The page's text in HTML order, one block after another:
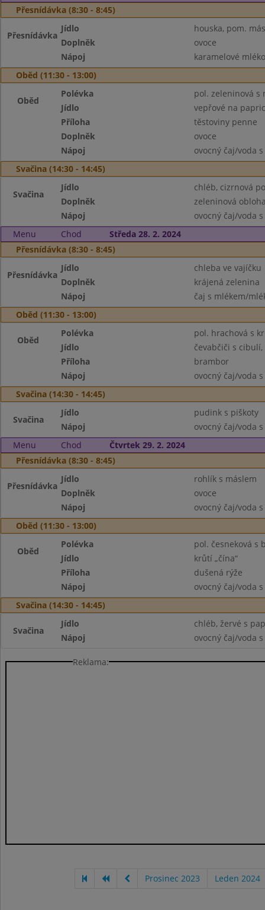
Přesnídávka (8:30 - 8:45)
Přesnídávka
Jídlo
houska, pom.
Doplněk
ovoce
Nápoj
karamelové
Oběd (11:30 - 13:00)
Oběd
Polévka
pol. zeleninová s
Jídlo
vepřové na
Příloha
těstoviny penne
Doplněk
ovoce
Nápoj
ovocný čaj/voda
Svačina (14:30 - 14:45)
Svačina
Jídlo
chléb, cizrnová
Doplněk
zeleninová
Nápoj
ovocný čaj/voda
Menu
Chod
Středa 28. 2. 2024
Přesnídávka (8:30 - 8:45)
Přesnídávka
Jídlo
chleba ve vajíčku
Doplněk
krájená zelenina
Nápoj
čaj s mlékem/
Oběd (11:30 - 13:00)
Oběd
Polévka
pol. hrachová s
Jídlo
čevabčiči s
Příloha
brambor
Nápoj
ovocný čaj/voda
Svačina (14:30 - 14:45)
Svačina
Jídlo
pudink s piškoty
Nápoj
ovocný čaj/voda
Menu
Chod
Čtvrtek 29. 2. 2024
Přesnídávka (8:30 - 8:45)
Přesnídávka
Jídlo
rohlík s máslem
Doplněk
ovoce
Nápoj
ovocný čaj/voda
Oběd (11:30 - 13:00)
Oběd
Polévka
pol. česneková s
Jídlo
krůtí „čína“
Příloha
dušená rýže
Nápoj
ovocný čaj/voda
Svačina (14:30 - 14:45)
Svačina
Jídlo
chléb, žervé s
Nápoj
ovocný čaj/voda
Reklama:
Prosinec 2023 Leden 2024